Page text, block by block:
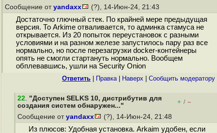
Сообщение от yandaxx (?), 14-Июн-24, 21:43
Достаточно глючный стек. По крайней мере предыдущая
версия. То Arkime отваливается, то админка стамуса не
открывается. Из 20 попыток переустановок с разными
условиями и на разном железе запустилось пару раз все
нормально, но после перезагрузки docker-контейнеры
опять не смогли стартануть нормально. Вообщем
обплевавшись, ушли на Security Onion
Ответить Правка| Наверх Cообщить модератору
22. "Доступен SELKS 10, дистрибутив для
создания систем обнаружен..."
+ / –
Сообщение от yandaxx (?), 14-Июн-24, 21:48
Из плюсов: Удобная установка. Arkaim удобен, если